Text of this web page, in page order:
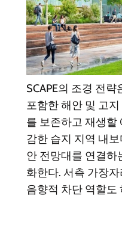
SCAPE의 조경 전
포함한 해안 및 고
를 보존하고 재생할
감한 습지 지역 내
안 전망대를 연결하
화한다. 서측 가장
음향적 차단 역할도